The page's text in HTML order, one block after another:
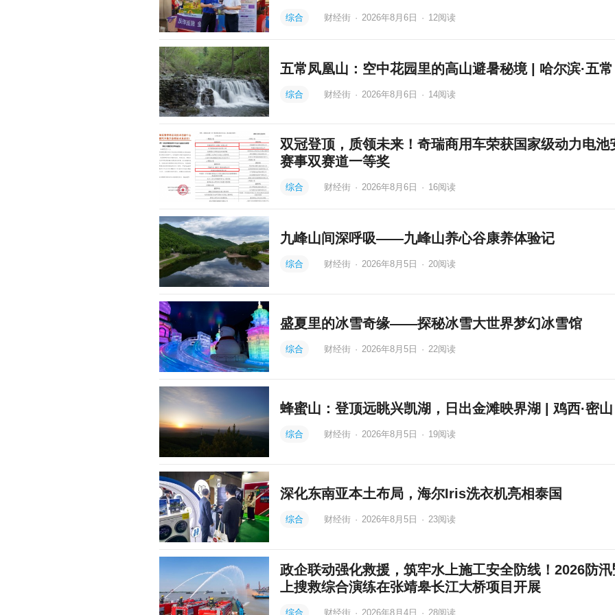
综合 财经街 · 2026年8月6日 · 12阅读
五常凤凰山：空中花园里的高山避暑秘境 | 哈尔滨·五常
综合 财经街 · 2026年8月6日 · 14阅读
双冠登顶，质领未来！奇瑞商用车荣获国家级动力电池
赛事双赛道一等奖
综合 财经街 · 2026年8月6日 · 16阅读
九峰山间深呼吸——九峰山养心谷康养体验记
综合 财经街 · 2026年8月5日 · 20阅读
盛夏里的冰雪奇缘——探秘冰雪大世界梦幻冰雪馆
综合 财经街 · 2026年8月5日 · 22阅读
蜂蜜山：登顶远眺兴凯湖，日出金滩映界湖 | 鸡西·密山
综合 财经街 · 2026年8月5日 · 19阅读
深化东南亚本土布局，海尔Iris洗衣机亮相泰国
综合 财经街 · 2026年8月5日 · 23阅读
政企联动强化救援，筑牢水上施工安全防线！2026防
上搜救综合演练在张靖皋长江大桥项目开展
综合 财经街 · 2026年8月4日 · 28阅读